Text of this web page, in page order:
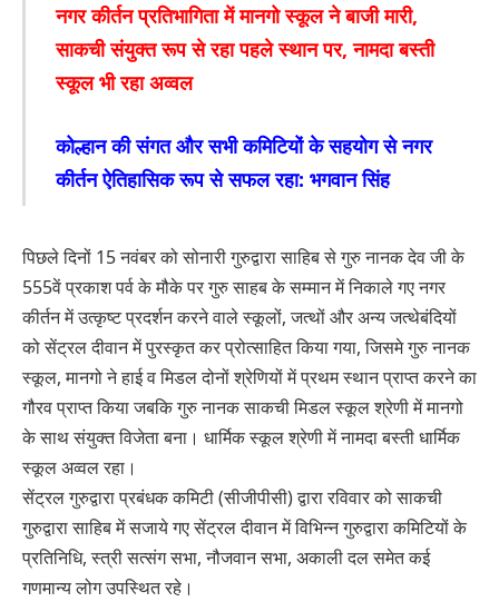
नगर कीर्तन प्रतिभागिता में मानगो स्कूल ने बाजी मारी,
साकची संयुक्त रूप से रहा पहले स्थान पर, नामदा बस्ती
स्कूल भी रहा अव्वल
कोल्हान की संगत और सभी कमिटियों के सहयोग से नगर
कीर्तन ऐतिहासिक रूप से सफल रहा: भगवान सिंह
पिछले दिनों 15 नवंबर को सोनारी गुरुद्वारा साहिब से गुरु नानक देव जी के
555वें प्रकाश पर्व के मौके पर गुरु साहब के सम्मान में निकाले गए नगर
कीर्तन में उत्कृष्ट प्रदर्शन करने वाले स्कूलों, जत्थों और अन्य जत्थेबंदियों
को सेंट्रल दीवान में पुरस्कृत कर प्रोत्साहित किया गया, जिसमे गुरु नानक
स्कूल, मानगो ने हाई व मिडल दोनों श्रेणियों में प्रथम स्थान प्राप्त करने का
गौरव प्राप्त किया जबकि गुरु नानक साकची मिडल स्कूल श्रेणी में मानगो
के साथ संयुक्त विजेता बना। धार्मिक स्कूल श्रेणी में नामदा बस्ती धार्मिक
स्कूल अव्वल रहा।
सेंट्रल गुरुद्वारा प्रबंधक कमिटी (सीजीपीसी) द्वारा रविवार को साकची
गुरुद्वारा साहिब में सजाये गए सेंट्रल दीवान में विभिन्न गुरुद्वारा कमिटियों के
प्रतिनिधि, स्त्री सत्संग सभा, नौजवान सभा, अकाली दल समेत कई
गणमान्य लोग उपस्थित रहे।